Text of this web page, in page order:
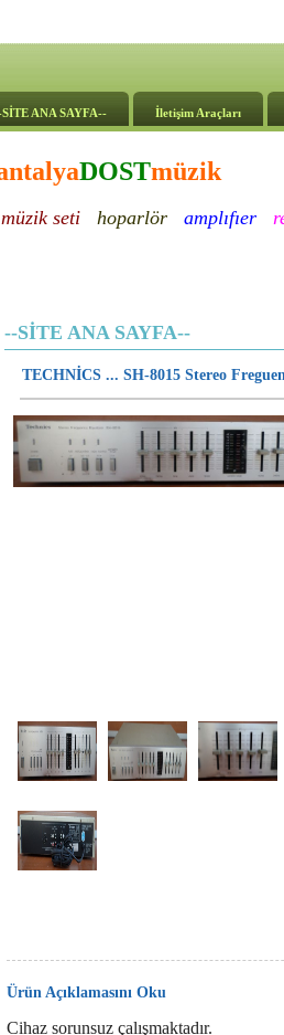
ANA SAYFA-- İletişim Araçları
DOSTmüzik
müzik seti hoparlör amplıfıer
--SİTE ANA SAYFA--
TECHNİCS ... SH-8015 Stereo
Ürün Açıklamasını Oku
Cihaz sorunsuz çalışmaktadır.